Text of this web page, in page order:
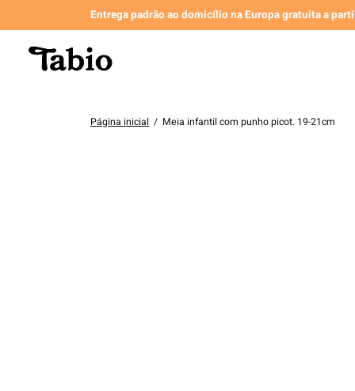
Entrega padrão ao domicílio na Europa gratuita a
Página inicial / Meia infantil com punho picot. 19-21cm